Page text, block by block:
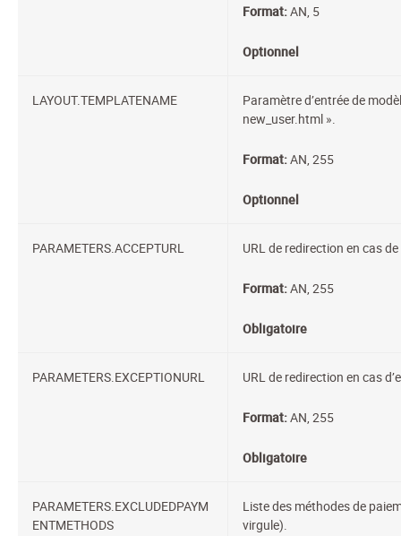
Format:AN, 5
Optionnel
LAYOUT.TEMPLATENAME
Paramètre d’entrée de
new_user.html ».
Format:AN, 255
Optionnel
PARAMETERS.ACCEPTURL URL de redirection en cas
Format:AN, 255
Obligatoire
PARAMETERS.EXCEPTIONURL URL de redirection en cas
Format:AN, 255
Obligatoire
PARAMETERS.EXCLUDEDPAYM
ENTMETHODS
Liste des méthodes de
virgule).